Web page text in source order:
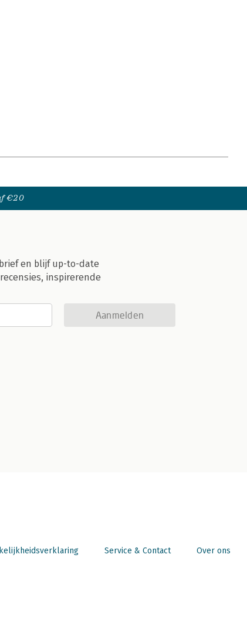
€20
en blijf up-to-date
inspirerende
Aanmelden
Service & Contact Over ons